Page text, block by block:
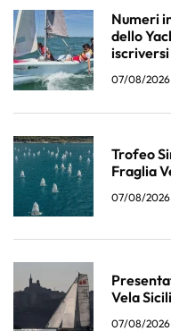
Numeri
dello
iscriversi
07/08/2026
Trofeo
Fraglia
07/08/2026
Vela
07/08/2026